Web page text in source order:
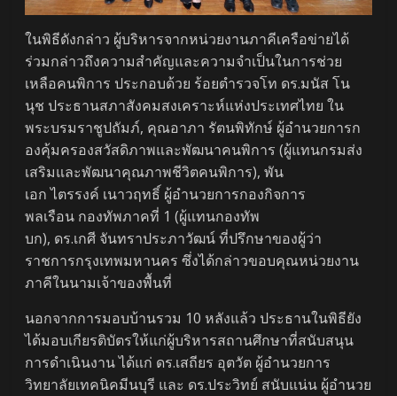
ในพิธีดังกล่าว ผู้บริหารจากหน่วยงานภาคีเครือข่ายได้
ร่วมกล่าวถึงความสำคัญและความจำเป็นในการช่วย
เหลือคนพิการ ประกอบด้วย ร้อยตำรวจโท ดร.มนัส โน
นุช ประธานสภาสังคมสงเคราะห์แห่งประเทศไทย ใน
พระบรมราชูปถัมภ์, คุณอาภา รัตนพิทักษ์ ผู้อำนวยการก
องคุ้มครองสวัสดิภาพและพัฒนาคนพิการ (ผู้แทนกรมส่ง
เสริมและพัฒนาคุณภาพชีวิตคนพิการ), พัน
เอก ไตรรงค์ เนาวฤทธิ์ ผู้อำนวยการกองกิจการ
พลเรือน กองทัพภาคที่ 1 (ผู้แทนกองทัพ
บก), ดร.เกศี จันทราประภาวัฒน์ ที่ปรึกษาของผู้ว่า
ราชการกรุงเทพมหานคร ซึ่งได้กล่าวขอบคุณหน่วยงาน
ภาคีในนามเจ้าของพื้นที่
นอกจากการมอบบ้านรวม 10 หลังแล้ว ประธานในพิธียัง
ได้มอบเกียรติบัตรให้แก่ผู้บริหารสถานศึกษาที่สนับสนุน
การดำเนินงาน ได้แก่ ดร.เสถียร อุตวัต ผู้อำนวยการ
วิทยาลัยเทคนิคมีนบุรี และ ดร.ประวิทย์ สนับแน่น ผู้อำนวย